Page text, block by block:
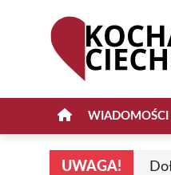
WIADOMOŚCI
UWAGA!